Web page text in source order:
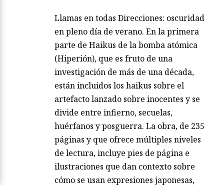
Llamas en todas Direcciones: oscuridad
en pleno día de verano. En la primera
parte de Haikus de la bomba atómica
(Hiperión), que es fruto de una
investigación de más de una década,
están incluidos los haikus sobre el
artefacto lanzado sobre inocentes y se
divide entre infierno, secuelas,
huérfanos y posguerra. La obra, de 235
páginas y que ofrece múltiples niveles
de lectura, incluye pies de página e
ilustraciones que dan contexto sobre
cómo se usan expresiones japonesas,